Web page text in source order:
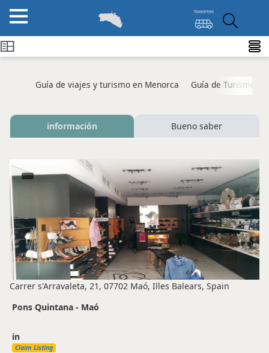
Guía de viajes y turismo en Menorca Guía de Turismo
información Bueno saber
Carrer s'Arravaleta, 21, 07702 Maó, Illes Balears, Spain
Pons Quintana - Maó
in
Claim Listing